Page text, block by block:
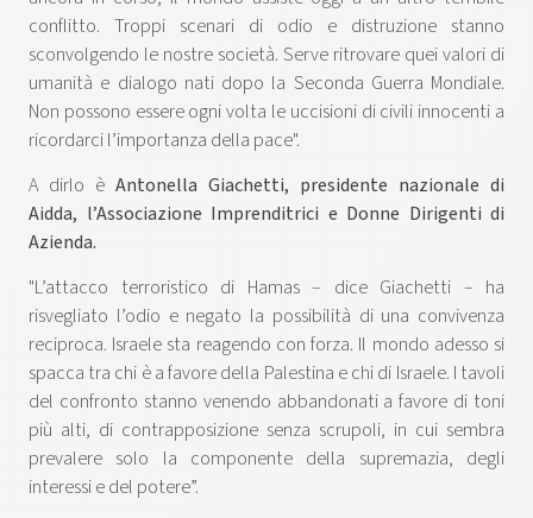
conflitto. Troppi scenari di odio e distruzione stanno
sconvolgendo le nostre società. Serve ritrovare quei valori di
umanità e dialogo nati dopo la Seconda Guerra Mondiale.
Non possono essere ogni volta le uccisioni di civili innocenti a
ricordarci l’importanza della pace".
A dirlo è Antonella Giachetti, presidente nazionale di
Aidda, l’Associazione Imprenditrici e Donne Dirigenti di
Azienda.
"L’attacco terroristico di Hamas – dice Giachetti – ha
risvegliato l’odio e negato la possibilità di una convivenza
reciproca. Israele sta reagendo con forza. Il mondo adesso si
spacca tra chi è a favore della Palestina e chi di Israele. I tavoli
del confronto stanno venendo abbandonati a favore di toni
più alti, di contrapposizione senza scrupoli, in cui sembra
prevalere solo la componente della supremazia, degli
interessi e del potere”.